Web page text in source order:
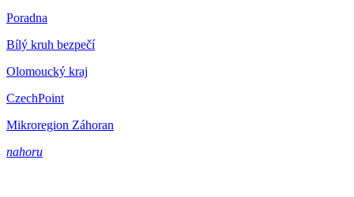
Poradna
Bílý kruh bezpečí
Olomoucký kraj
CzechPoint
Mikroregion Záhoran
nahoru